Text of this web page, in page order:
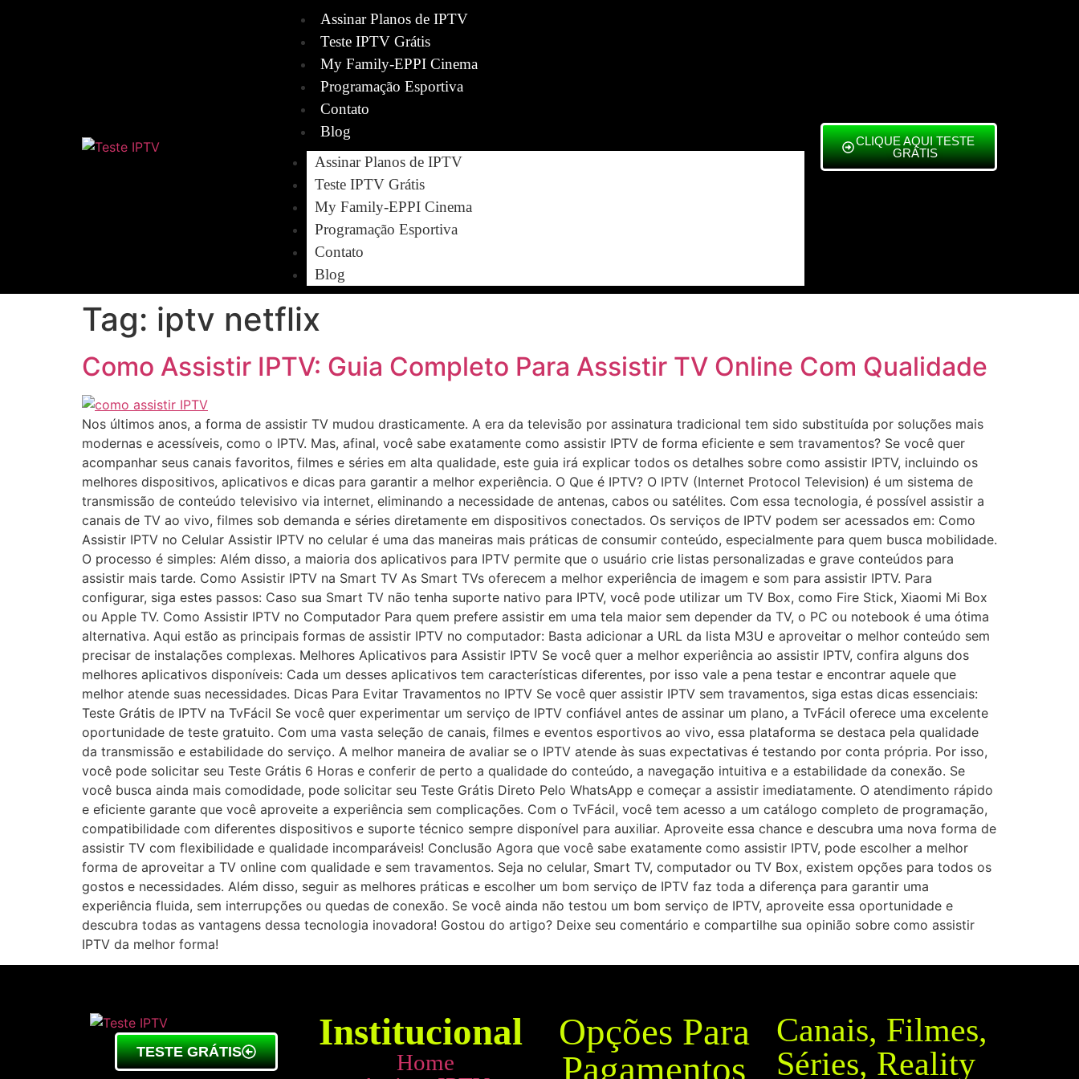
Assinar Planos de IPTV
Teste IPTV Grátis
My Family-EPPI Cinema
Programação Esportiva
Contato
Blog
Assinar Planos de IPTV
Teste IPTV Grátis
My Family-EPPI Cinema
Programação Esportiva
Contato
Blog
CLIQUE AQUI TESTE
GRÁTIS
Tag: iptv netflix
Como Assistir IPTV: Guia Completo Para Assistir TV Online Com Qualidade
Nos últimos anos, a forma de assistir TV mudou drasticamente. A era da televisão por assinatura tradicional tem sido substituída por soluções mais
modernas e acessíveis, como o IPTV. Mas, afinal, você sabe exatamente como assistir IPTV de forma eficiente e sem travamentos? Se você quer
acompanhar seus canais favoritos, filmes e séries em alta qualidade, este guia irá explicar todos os detalhes sobre como assistir IPTV, incluindo os
melhores dispositivos, aplicativos e dicas para garantir a melhor experiência. O Que é IPTV? O IPTV (Internet Protocol Television) é um sistema de
transmissão de conteúdo televisivo via internet, eliminando a necessidade de antenas, cabos ou satélites. Com essa tecnologia, é possível assistir a
canais de TV ao vivo, filmes sob demanda e séries diretamente em dispositivos conectados. Os serviços de IPTV podem ser acessados em: Como
Assistir IPTV no Celular Assistir IPTV no celular é uma das maneiras mais práticas de consumir conteúdo, especialmente para quem busca mobilidade.
O processo é simples: Além disso, a maioria dos aplicativos para IPTV permite que o usuário crie listas personalizadas e grave conteúdos para
assistir mais tarde. Como Assistir IPTV na Smart TV As Smart TVs oferecem a melhor experiência de imagem e som para assistir IPTV. Para
configurar, siga estes passos: Caso sua Smart TV não tenha suporte nativo para IPTV, você pode utilizar um TV Box, como Fire Stick, Xiaomi Mi Box
ou Apple TV. Como Assistir IPTV no Computador Para quem prefere assistir em uma tela maior sem depender da TV, o PC ou notebook é uma ótima
alternativa. Aqui estão as principais formas de assistir IPTV no computador: Basta adicionar a URL da lista M3U e aproveitar o melhor conteúdo sem
precisar de instalações complexas. Melhores Aplicativos para Assistir IPTV Se você quer a melhor experiência ao assistir IPTV, confira alguns dos
melhores aplicativos disponíveis: Cada um desses aplicativos tem características diferentes, por isso vale a pena testar e encontrar aquele que
melhor atende suas necessidades. Dicas Para Evitar Travamentos no IPTV Se você quer assistir IPTV sem travamentos, siga estas dicas essenciais:
Teste Grátis de IPTV na TvFácil Se você quer experimentar um serviço de IPTV confiável antes de assinar um plano, a TvFácil oferece uma excelente
oportunidade de teste gratuito. Com uma vasta seleção de canais, filmes e eventos esportivos ao vivo, essa plataforma se destaca pela qualidade
da transmissão e estabilidade do serviço. A melhor maneira de avaliar se o IPTV atende às suas expectativas é testando por conta própria. Por isso,
você pode solicitar seu Teste Grátis 6 Horas e conferir de perto a qualidade do conteúdo, a navegação intuitiva e a estabilidade da conexão. Se
você busca ainda mais comodidade, pode solicitar seu Teste Grátis Direto Pelo WhatsApp e começar a assistir imediatamente. O atendimento rápido
e eficiente garante que você aproveite a experiência sem complicações. Com o TvFácil, você tem acesso a um catálogo completo de programação,
compatibilidade com diferentes dispositivos e suporte técnico sempre disponível para auxiliar. Aproveite essa chance e descubra uma nova forma de
assistir TV com flexibilidade e qualidade incomparáveis! Conclusão Agora que você sabe exatamente como assistir IPTV, pode escolher a melhor
forma de aproveitar a TV online com qualidade e sem travamentos. Seja no celular, Smart TV, computador ou TV Box, existem opções para todos os
gostos e necessidades. Além disso, seguir as melhores práticas e escolher um bom serviço de IPTV faz toda a diferença para garantir uma
experiência fluida, sem interrupções ou quedas de conexão. Se você ainda não testou um bom serviço de IPTV, aproveite essa oportunidade e
descubra todas as vantagens dessa tecnologia inovadora! Gostou do artigo? Deixe seu comentário e compartilhe sua opinião sobre como assistir
IPTV da melhor forma!
TESTE GRÁTIS Institucional
Home
Opções Para
Pagamentos
Canais, Filmes,
Séries, Reality